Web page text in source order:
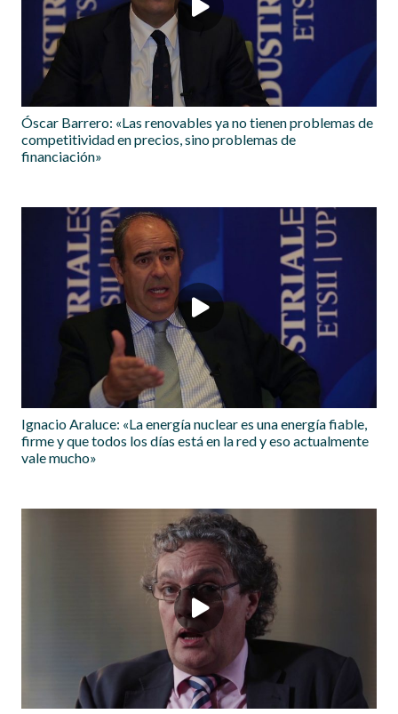
Óscar Barrero: «Las renovables ya no tienen problemas de
competitividad en precios, sino problemas de
financiación»
Ignacio Araluce: «La energía nuclear es una energía fiable,
firme y que todos los días está en la red y eso actualmente
vale mucho»